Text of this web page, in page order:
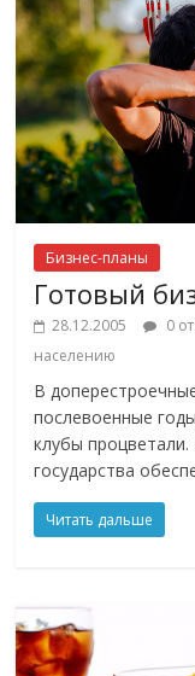
Бизнес-планы
Готовый
28.12.2005 0
населению
В
послевоенные
клубы
государства
Читать дальше